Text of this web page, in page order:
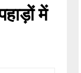
में